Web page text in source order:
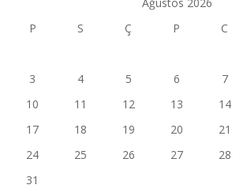
P
S Ç P C
3
4 5 6 7
10
11 12 13 14
17
18 19 20 21
24
25 26 27 28
31